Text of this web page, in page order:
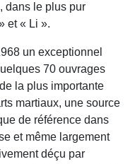
dans le plus pur
et « Li ».
un exceptionnel
70 ouvrages
la plus importante
martiaux, une source
de référence dans
et même largement
déçu par